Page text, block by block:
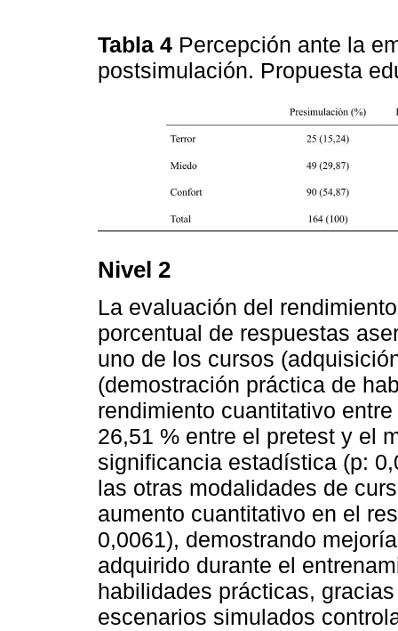
Tabla 4 Percepción ante la
postsimulación. Propuesta
Nivel 2
La evaluación del
porcentual de respuestas
uno de los cursos
(demostración práctica de
rendimiento cuantitativo
26,51 % entre el pretest y el
significancia estadística (p:
las otras modalidades de
aumento cuantitativo en el
0,0061), demostrando
adquirido durante el
habilidades prácticas,
escenarios simulados